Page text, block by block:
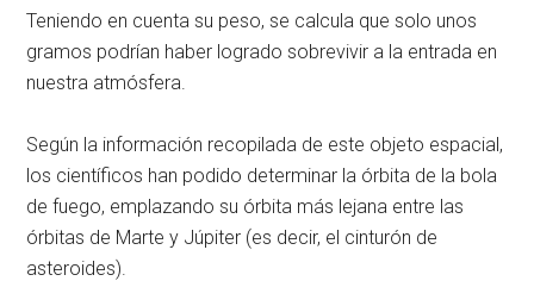
Teniendo en cuenta su peso, se calcula que solo unos
gramos podrían haber logrado sobrevivir a la entrada en
nuestra atmósfera.
Según la información recopilada de este objeto espacial,
los científicos han podido determinar la órbita de la bola
de fuego, emplazando su órbita más lejana entre las
órbitas de Marte y Júpiter (es decir, el cinturón de
asteroides).